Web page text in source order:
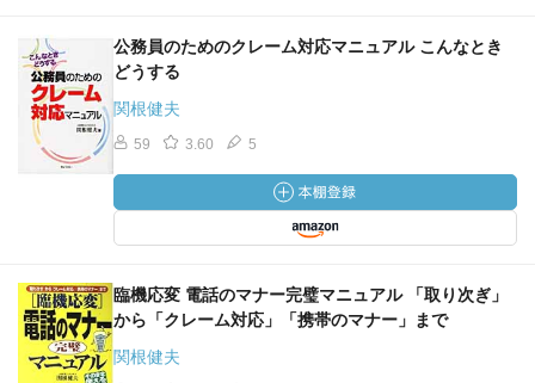
公務員のためのクレーム対応マニュアル こんなとき
どうする
関根健夫
59 3.60 5
臨機応変 電話のマナー完璧マニュアル 「取り次ぎ」
から「クレーム対応」「携帯のマナー」まで
関根健夫